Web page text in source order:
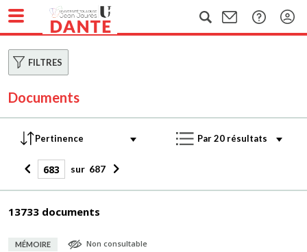
FILTRES
Documents
sur 687
13733 documents
MÉMOIRE Non consultable